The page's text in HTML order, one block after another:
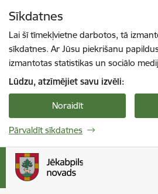
Sīkdatnes
Lai šī tīmekļvietne darbotos, tā
sīkdatnes. Ar Jūsu piekrišanu
izmantotas statistikas un sociālo
Lūdzu, atzīmējiet savu izvēli:
Noraidīt
Pārvaldīt sīkdatnes